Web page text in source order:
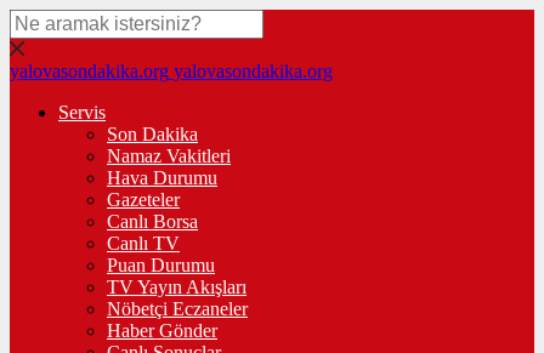
yalovasondakika.org yalovasondakika.org
Servis
Son Dakika
Namaz Vakitleri
Hava Durumu
Gazeteler
Canlı Borsa
Canlı TV
Puan Durumu
TV Yayın Akışları
Nöbetçi Eczaneler
Haber Gönder